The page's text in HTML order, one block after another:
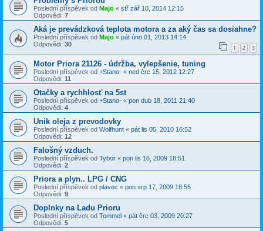
Poslední příspěvek od Majo « stř zář 10, 2014 12:15
Odpovědi: 7
Aká je prevádzková teplota motora a za aký čas sa dosiahne?
Poslední příspěvek od Majo « pát úno 01, 2013 14:14
Odpovědi: 30 1 2 3
Motor Priora 21126 - údržba, vylepšenie, tuning
Poslední příspěvek od +Stano- « ned črc 15, 2012 12:27
Odpovědi: 11
Otačky a rychhlosť na 5st
Poslední příspěvek od +Stano- « pon dub 18, 2011 21:40
Odpovědi: 4
Unik oleja z prevodovky
Poslední příspěvek od Wolfhunt « pát lis 05, 2010 16:52
Odpovědi: 12
Falošný vzduch.
Poslední příspěvek od Tybor « pon lis 16, 2009 18:51
Odpovědi: 2
Priora a plyn.. LPG / CNG
Poslední příspěvek od plavec « pon srp 17, 2009 18:55
Odpovědi: 9
Doplnky na Ladu Prioru
Poslední příspěvek od Tommel « pát črc 03, 2009 20:27
Odpovědi: 5